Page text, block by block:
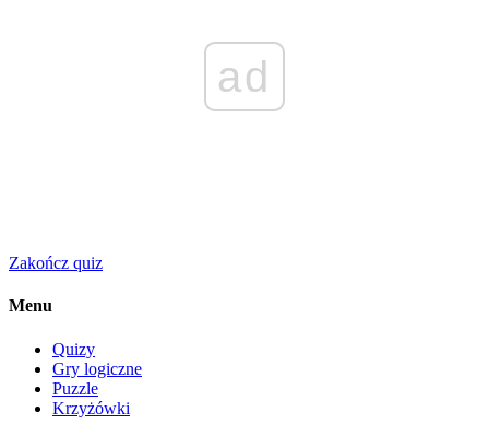
ad
Zakończ quiz
Menu
Quizy
Gry logiczne
Puzzle
Krzyżówki